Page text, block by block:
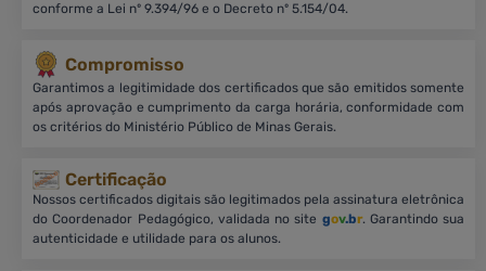
conforme a Lei nº 9.394/96 e o Decreto nº 5.154/04.
Compromisso
Garantimos a legitimidade dos certificados que são emitidos somente
após aprovação e cumprimento da carga horária, conformidade com
os critérios do Ministério Público de Minas Gerais.
Certificação
Nossos certificados digitais são legitimados pela assinatura eletrônica
do Coordenador Pedagógico, validada no site gov.br. Garantindo sua
autenticidade e utilidade para os alunos.